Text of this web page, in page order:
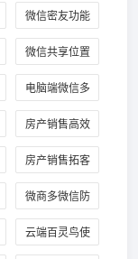
位置
微信密友功能
使用
微信共享位置
改定位
电脑端微信多
开
房产销售高效
加客源
房产销售拓客
工具
微商多微信防
封工具
云端百灵鸟使